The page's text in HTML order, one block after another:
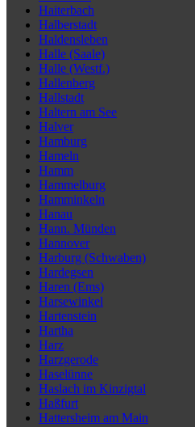
Haiterbach
Halberstadt
Haldensleben
Halle (Saale)
Halle (Westf.)
Hallenberg
Hallstadt
Haltern am See
Halver
Hamburg
Hameln
Hamm
Hammelburg
Hamminkeln
Hanau
Hann. Münden
Hannover
Harburg (Schwaben)
Hardegsen
Haren (Ems)
Harsewinkel
Hartenstein
Hartha
Harz
Harzgerode
Haselünne
Haslach im Kinzigtal
Haßfurt
Hattersheim am Main